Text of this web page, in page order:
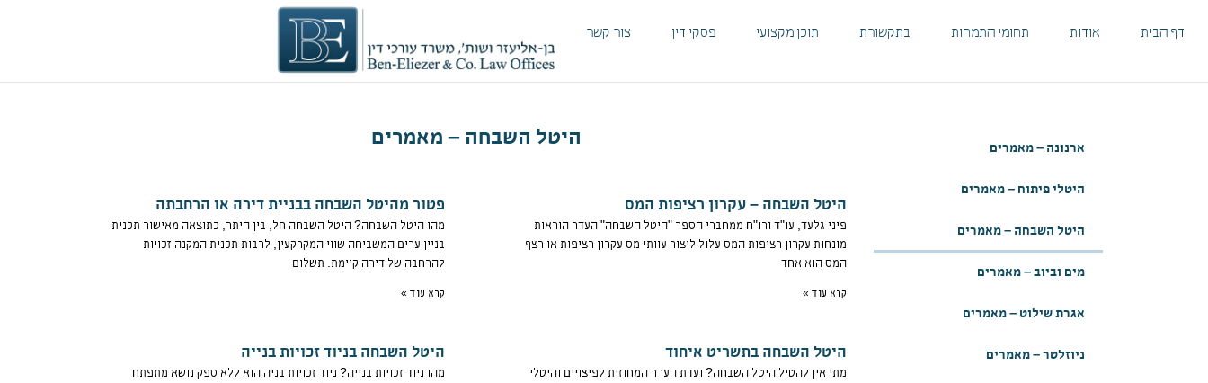
לתוכןדף הבית אודות תחומי התמחות בתקשורת תוכן מקצועי פסקי דין צור קשר
ארנונה – מאמרים
היטלי פיתוח – מאמרים
היטל השבחה – מאמרים
מים וביוב – מאמרים
אגרת שילוט – מאמרים
ניוזלטר – מאמרים
היטל השבחה – מאמרים
היטל השבחה – עקרון רציפות המס
פיני גלעד, עו"ד ורו"ח ממחברי הספר "היטל השבחה" העדר הוראות
מונחות עקרון רציפות המס עלול ליצור עוותי מס עקרון רציפות או רצף
המס הוא אחד
קרא עוד »
פטור מהיטל השבחה בבניית דירה או הרחבתה
מהו היטל השבחה? היטל השבחה חל, בין היתר, כתוצאה מאישור תכנית
בניין ערים המשביחה שווי המקרקעין, לרבות תכנית המקנה זכויות
להרחבה של דירה קיימת. תשלום
קרא עוד »
היטל השבחה בתשריט איחוד
מתי אין להטיל היטל השבחה? ועדת הערר המחוזית לפיצויים והיטלי
היטל השבחה בניוד זכויות בנייה
מהו ניוד זכויות בנייה? ניוד זכויות בניה הוא ללא ספק נושא מתפתח